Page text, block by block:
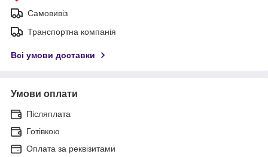
Самовивіз
Транспортна компанія
Всі умови доставки
Умови оплати
Післяплата
Готівкою
Оплата за реквізитами